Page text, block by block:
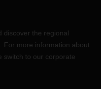
discover the regional
For more information about
switch to our corporate